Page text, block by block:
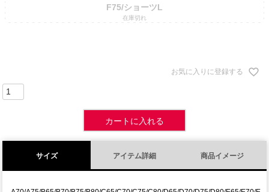
F75/ショーツL
在庫切れ
お気に入りに登録する
カートに入れる
サイズ アイテム詳細 商品イメージ